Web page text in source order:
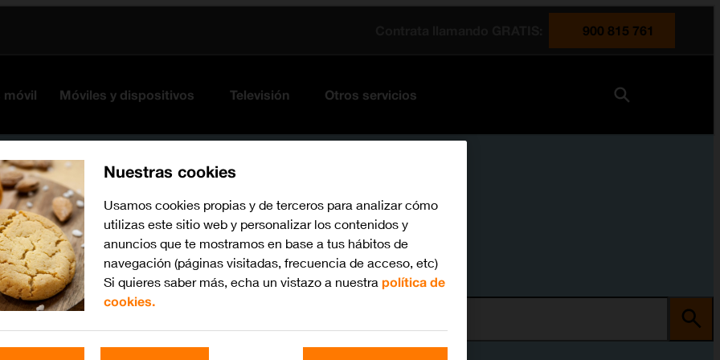
900 815 761
móvil Móviles y dispositivos Televisión Otros servicios
Nuestras cookies
Usamos cookies propias y de terceros para analizar cómo
utilizas este sitio web y personalizar los contenidos y
anuncios que te mostramos en base a tus hábitos de
navegación (páginas visitadas, frecuencia de acceso, etc)
Si quieres saber más, echa un vistazo a nuestra política de
cookies.